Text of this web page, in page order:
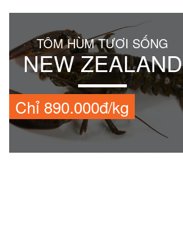
TÔM HÙM TƯƠI SỐNG
NEW ZEALAND
Chỉ 890.000đ/kg